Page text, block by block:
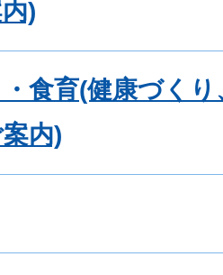
)
食育(健康づく
内)